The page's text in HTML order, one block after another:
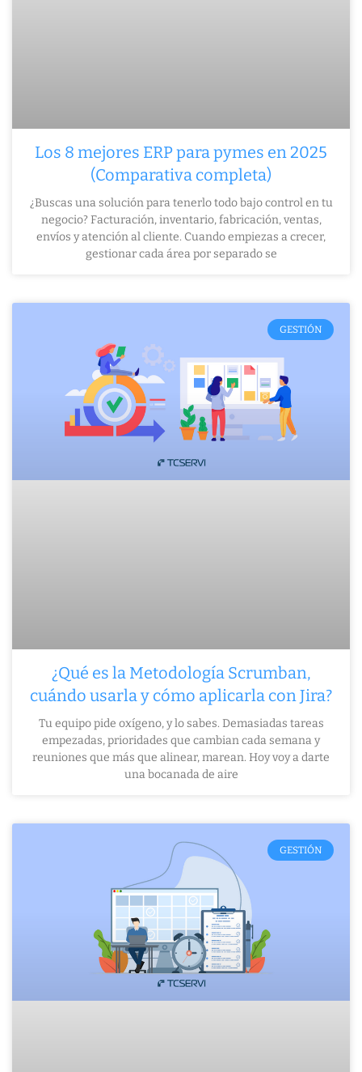
Los 8 mejores ERP para pymes en 2025
(Comparativa completa)
¿Buscas una solución para tenerlo todo bajo control en tu
negocio? Facturación, inventario, fabricación, ventas,
envíos y atención al cliente. Cuando empiezas a crecer,
gestionar cada área por separado se
GESTIÓN
¿Qué es la Metodología Scrumban,
cuándo usarla y cómo aplicarla con Jira?
Tu equipo pide oxígeno, y lo sabes. Demasiadas tareas
empezadas, prioridades que cambian cada semana y
reuniones que más que alinear, marean. Hoy voy a darte
una bocanada de aire
GESTIÓN